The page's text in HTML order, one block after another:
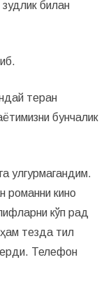
билан
теран
бунчалик
улгурмагандим.
романни кино
кўп рад
тезда тил
Телефон